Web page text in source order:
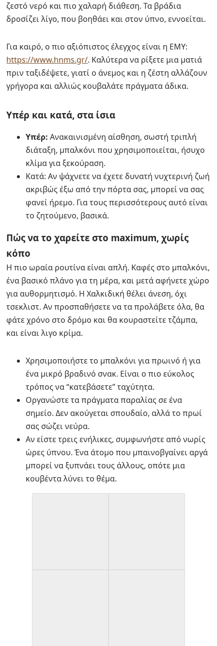
ζεστό νερό και πιο χαλαρή διάθεση. Τα βράδια
δροσίζει λίγο, που βοηθάει και στον ύπνο, εννοείται.
Για καιρό, ο πιο αξιόπιστος έλεγχος είναι η ΕΜΥ:
https://www.hnms.gr/. Καλύτερα να ρίξετε μια ματιά
πριν ταξιδέψετε, γιατί ο άνεμος και η ζέστη αλλάζουν
γρήγορα και αλλιώς κουβαλάτε πράγματα άδικα.
Υπέρ και κατά, στα ίσια
Υπέρ: Ανακαινισμένη αίσθηση, σωστή τριπλή
διάταξη, μπαλκόνι που χρησιμοποιείται, ήσυχο
κλίμα για ξεκούραση.
Κατά: Αν ψάχνετε να έχετε δυνατή νυχτερινή ζωή
ακριβώς έξω από την πόρτα σας, μπορεί να σας
φανεί ήρεμο. Για τους περισσότερους αυτό είναι
το ζητούμενο, βασικά.
Πώς να το χαρείτε στο maximum, χωρίς
κόπο
Η πιο ωραία ρουτίνα είναι απλή. Καφές στο μπαλκόνι,
ένα βασικό πλάνο για τη μέρα, και μετά αφήνετε χώρο
για αυθορμητισμό. Η Χαλκιδική θέλει άνεση, όχι
τσεκλιστ. Αν προσπαθήσετε να τα προλάβετε όλα, θα
φάτε χρόνο στο δρόμο και θα κουραστείτε τζάμπα,
και είναι λιγο κρίμα.
Χρησιμοποιήστε το μπαλκόνι για πρωινό ή για
ένα μικρό βραδινό σνακ. Είναι ο πιο εύκολος
τρόπος να “κατεβάσετε” ταχύτητα.
Οργανώστε τα πράγματα παραλίας σε ένα
σημείο. Δεν ακούγεται σπουδαίο, αλλά το πρωί
σας σώζει νεύρα.
Αν είστε τρεις ενήλικες, συμφωνήστε από νωρίς
ώρες ύπνου. Ένα άτομο που μπαινοβγαίνει αργά
μπορεί να ξυπνάει τους άλλους, οπότε μια
κουβέντα λύνει το θέμα.